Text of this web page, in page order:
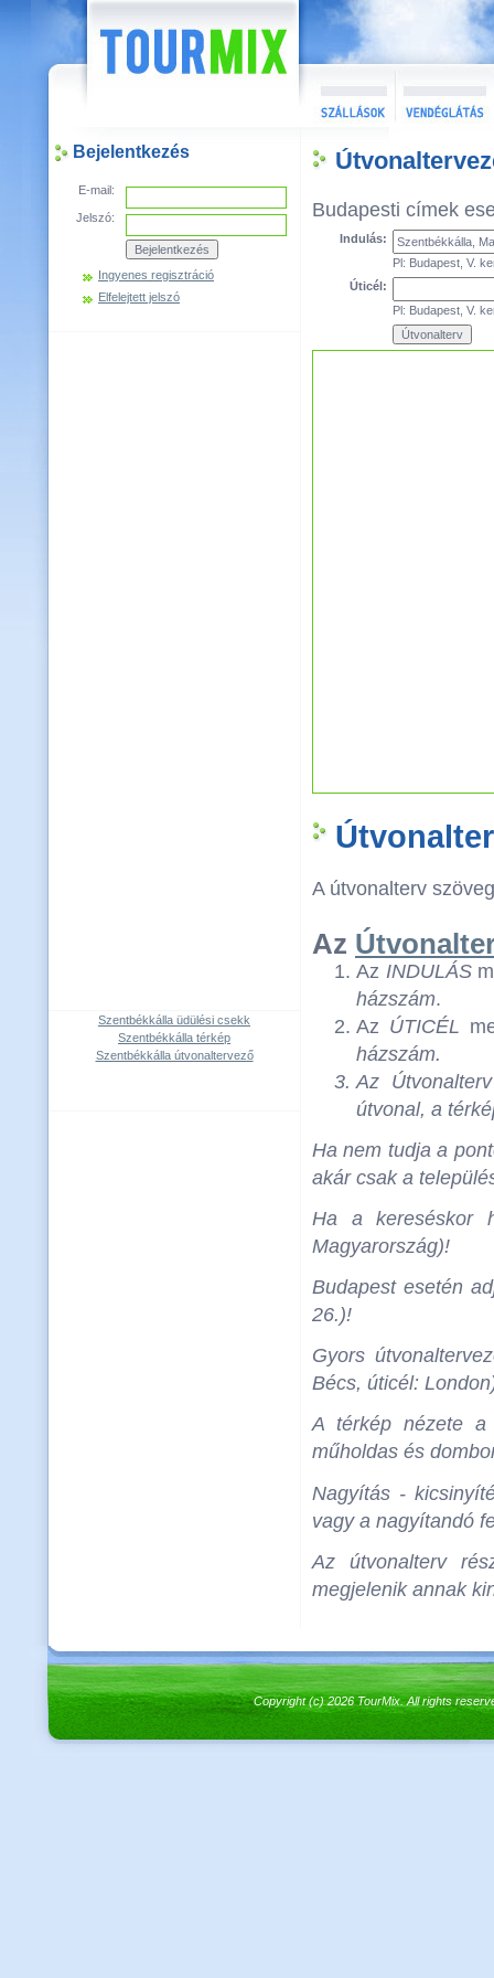
Bejelentkezés
E-mail:
Jelszó:
Ingyenes regisztráció
Elfelejtett jelszó
Szentbékkálla üdülési csekk
Szentbékkálla térkép
Szentbékkálla útvonaltervező
Budapesti címek
Indulás:
Pl: Budapest, V.
Úticél:
Pl: Budapest, V.
A útvonalterv
Az
Az INDULÁS
házszám.
Az ÚTICÉL
házszám.
Az Útvonalterv
útvonal, a
Ha nem tudja a
akár csak a
Ha a kereséskor
Magyarország)!
Budapest esetén
26.)!
Gyors
Bécs, úticél:
A térkép nézete a
műholdas és
Nagyítás -
vagy a nagyítandó
Az útvonalterv
megjelenik annak
Copyright (c) 2026 TourMix. All rights